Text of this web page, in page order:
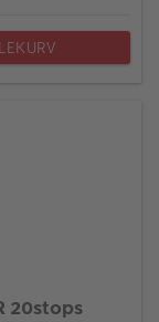
20stops